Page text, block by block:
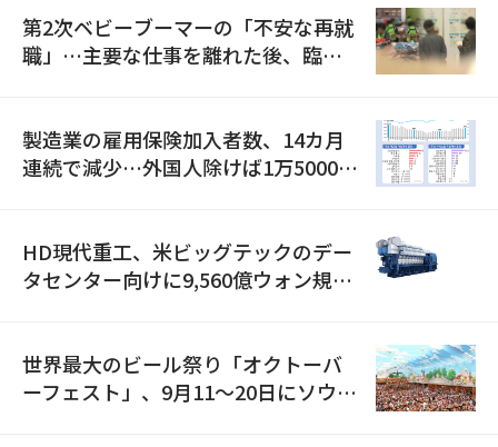
第2次ベビーブーマーの「不安な再就
職」…主要な仕事を離れた後、臨時
製造業の雇用保険加入者数、14カ月
連続で減少…外国人除けば1万5000人
HD現代重工、米ビッグテックのデー
タセンター向けに9,560億ウォン規模
世界最大のビール祭り「オクトーバ
ーフェスト」、9月11〜20日にソウル